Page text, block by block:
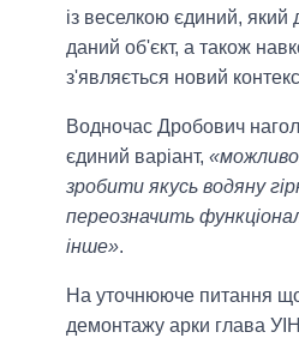
із веселкою єдиний, який
даний об'єкт, а також
з'являється новий
Водночас Дробович
єдиний варіант,
зробити якусь водяну
переозначить
інше».
На уточнююче питання
демонтажу арки глава